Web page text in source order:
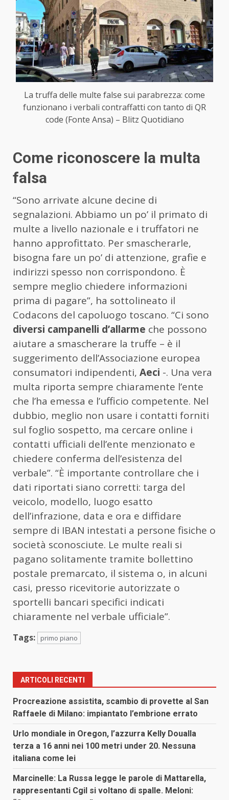
La truffa delle multe false sui parabrezza: come
funzionano i verbali contraffatti con tanto di QR
code (Fonte Ansa) – Blitz Quotidiano
Come riconoscere la multa
falsa
“Sono arrivate alcune decine di
segnalazioni. Abbiamo un po’ il primato di
multe a livello nazionale e i truffatori ne
hanno approfittato. Per smascherarle,
bisogna fare un po’ di attenzione, grafie e
indirizzi spesso non corrispondono. È
sempre meglio chiedere informazioni
prima di pagare”, ha sottolineato il
Codacons del capoluogo toscano. “Ci sono
diversi campanelli d’allarme che possono
aiutare a smascherare la truffe – è il
suggerimento dell’Associazione europea
consumatori indipendenti, Aeci -. Una vera
multa riporta sempre chiaramente l’ente
che l’ha emessa e l’ufficio competente. Nel
dubbio, meglio non usare i contatti forniti
sul foglio sospetto, ma cercare online i
contatti ufficiali dell’ente menzionato e
chiedere conferma dell’esistenza del
verbale”. “È importante controllare che i
dati riportati siano corretti: targa del
veicolo, modello, luogo esatto
dell’infrazione, data e ora e diffidare
sempre di IBAN intestati a persone fisiche o
società sconosciute. Le multe reali si
pagano solitamente tramite bollettino
postale premarcato, il sistema o, in alcuni
casi, presso ricevitorie autorizzate o
sportelli bancari specifici indicati
chiaramente nel verbale ufficiale”.
Tags: primo piano
ARTICOLI RECENTI
Procreazione assistita, scambio di provette al San
Raffaele di Milano: impiantato l’embrione errato
Urlo mondiale in Oregon, l’azzurra Kelly Doualla
terza a 16 anni nei 100 metri under 20. Nessuna
italiana come lei
Marcinelle: La Russa legge le parole di Mattarella,
rappresentanti Cgil si voltano di spalle. Meloni: